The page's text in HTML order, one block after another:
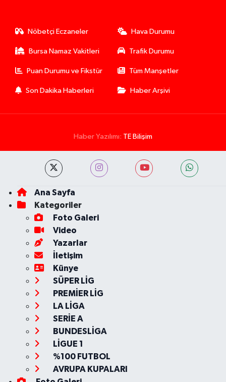
Nöbetçi Eczaneler Hava Durumu
Bursa Namaz Vakitleri Trafik Durumu
Puan Durumu ve Fikstür Tüm Manşetler
Son Dakika Haberleri Haber Arşivi
Haber Yazılımı: TE Bilişim
Ana Sayfa
Kategoriler
Foto Galeri
Video
Yazarlar
İletişim
Künye
SÜPER LİG
PREMİER LİG
LA LİGA
SERİE A
BUNDESLİGA
LİGUE 1
%100 FUTBOL
AVRUPA KUPALARI